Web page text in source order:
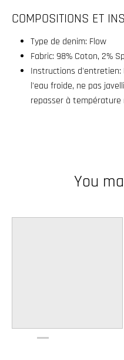
COMPOSITIONS ET
Type de denim: Flow
Fabric: 98% Coton, 2%
Instructions d'entretien:
l'eau froide, ne pas
repasser à température
You